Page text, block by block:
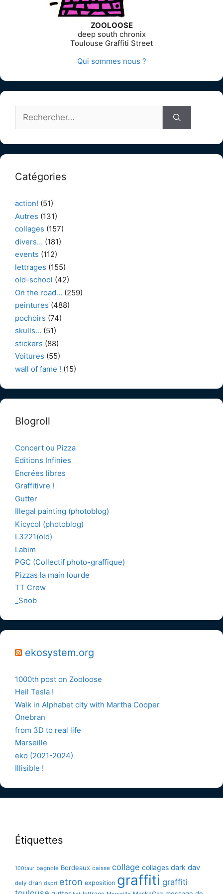
ZOOLOOSE
deep south chronix
Toulouse Graffiti Street
Qui sommes nous ?
Catégories
action! (51)
Autres (131)
collages (157)
divers… (181)
events (112)
lettrages (155)
old-school (42)
On the road… (259)
peintures (488)
pochoirs (74)
skulls… (51)
stickers (88)
Voitures (55)
wall of fame ! (15)
Blogroll
Concert ou Pizza
Editions Infinies
Encrées libres
Graffitivre !
Gutter
Illegal painting (photoblog)
Kicycol (photoblog)
L3221(old)
Labim
PGC (Collectif photo-graffique)
Pizzas la main lourde
TT Crew
_Snob
ekosystem.org
1000th post on Zooloose
Heil Tesla !
Walk in Alphabet city with Martha Cooper
Onebran
from 3D to real life
Marseille
eko (2021-2024)
Illisible !
Étiquettes
100taur bagnole Bordeaux caisse collage collages dark dav
dely dran dspri etron exposition graffiti graffiti